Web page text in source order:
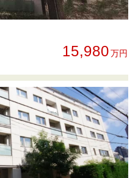
15,980万円